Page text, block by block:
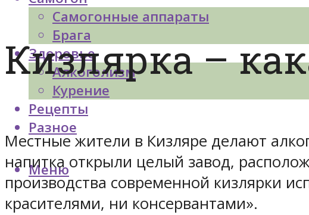
Самогонные аппараты
Брага
Здоровье
Алкоголизм
Курение
Рецепты
Разное
Меню
Кизлярка –
Местные жители в Кизляре делают
напитка открыли целый завод,
производства современной кизлярки
красителями, ни консервантами».